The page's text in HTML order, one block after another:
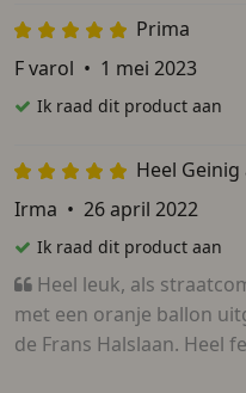
Prima
F varol • 1 mei 2023
Ik raad dit product aan
Heel
Irma • 26 april 2022
Ik raad dit product aan
Heel leuk, als
met een oranje ballon
de Frans Halslaan. Heel